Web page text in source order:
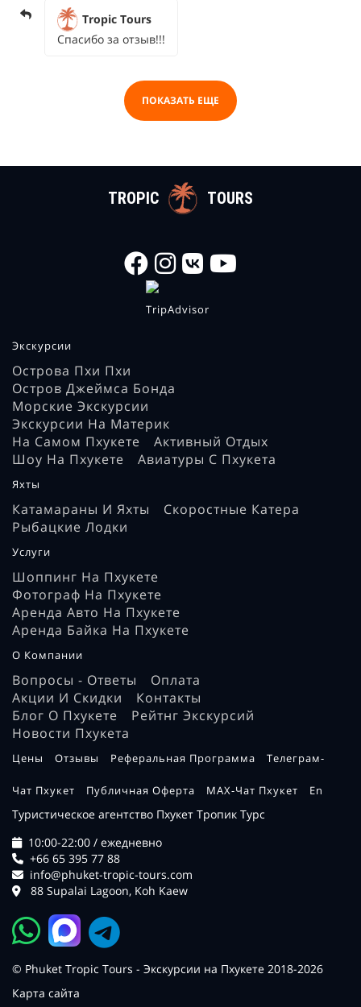
Tropic Tours
Спасибо за отзыв!!!
ПОКАЗАТЬ ЕЩЕ
TROPIC TOURS
Экскурсии
Острова Пхи Пхи
Остров Джеймса Бонда
Морские Экскурсии
Экскурсии На Материк
На Самом Пхукете
Активный Отдых
Шоу На Пхукете
Авиатуры С Пхукета
Яхты
Катамараны И Яхты
Скоростные Катера
Рыбацкие Лодки
Услуги
Шоппинг На Пхукете
Фотограф На Пхукете
Аренда Авто На Пхукете
Аренда Байка На Пхукете
О Компании
Вопросы - Ответы
Оплата
Акции И Скидки
Контакты
Блог О Пхукете
Рейтнг Экскурсий
Новости Пхукета
Цены Отзывы Реферальная Программа Телеграм-
Чат Пхукет Публичная Оферта MAX-Чат Пхукет En
Туристическое агентство Пхукет Тропик Турс
10:00-22:00 / ежедневно
+66 65 395 77 88
info@phuket-tropic-tours.com
88 Supalai Lagoon, Koh Kaew
© Phuket Tropic Tours - Экскурсии на Пхукете 2018-2026
Карта сайта